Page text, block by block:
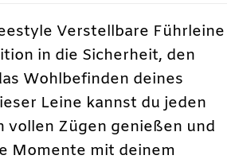
Verstellbare Führleine
in die Sicherheit, den
Wohlbefinden deines
Leine kannst du jeden
vollen Zügen genießen und
Momente mit deinem